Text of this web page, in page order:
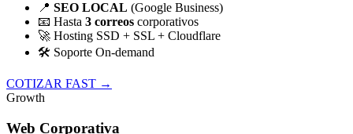
📍 SEO LOCAL (Google Business)
📧 Hasta 3 correos corporativos
🚀 Hosting SSD + SSL + Cloudflare
🛠️ Soporte On-demand
COTIZAR FAST →
Growth
Web Corporativa